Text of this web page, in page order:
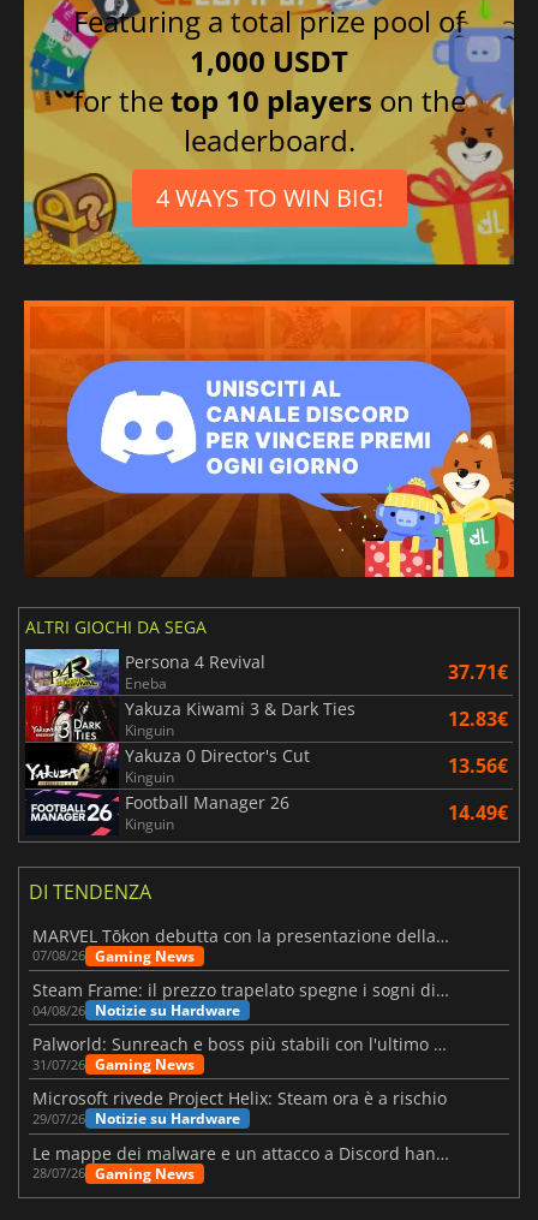
Featuring a total prize pool of
1,000 USDT
for thetop 10 players on the
leaderboard.
4 WAYS TO WIN BIG!
ALTRI GIOCHI DA SEGA
Persona 4 Revival
Eneba 37.71€
Yakuza Kiwami 3 & Dark Ties
Kinguin 12.83€
Yakuza 0 Director's Cut
Kinguin 13.56€
Football Manager 26
Kinguin 14.49€
DI TENDENZA
MARVEL Tōkon debutta con la presentazione della roadmap per il primo anno
07/08/26 Gaming News
Steam Frame: il prezzo trapelato spegne i sogni di un VR economico
04/08/26 Notizie su Hardware
Palworld: Sunreach e boss più stabili con l'ultimo update
31/07/26 Gaming News
Microsoft rivede Project Helix: Steam ora è a rischio
29/07/26 Notizie su Hardware
Le mappe dei malware e un attacco a Discord hanno colpito Meccha Chameleon
28/07/26 Gaming News